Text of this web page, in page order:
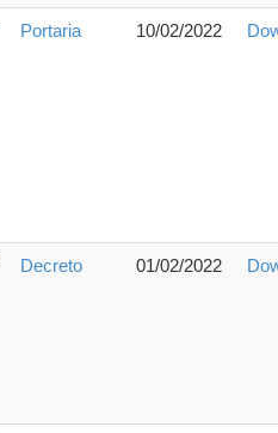
Portaria 10/02/2022
Decreto 01/02/2022